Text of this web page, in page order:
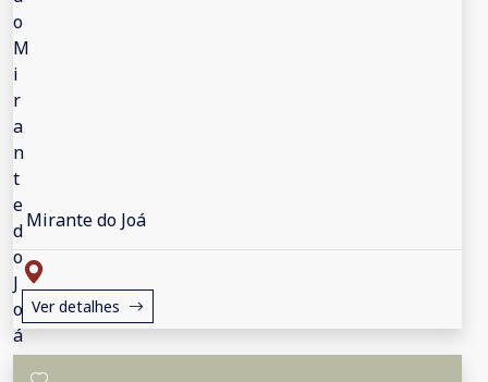
Mirante do Joá
Ver detalhes